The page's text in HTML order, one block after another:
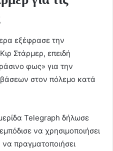
εξέφρασε την
Στάρμερ, επειδή
φως» για την
στον πόλεμο κατά
Telegraph δήλωσε
να χρησιμοποιήσει
πραγματοποιήσει